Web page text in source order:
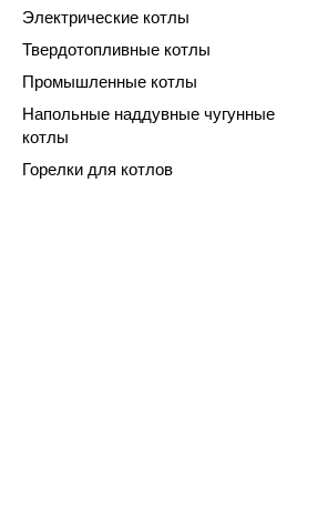
Электрические котлы
Твердотопливные котлы
Промышленные котлы
Напольные наддувные чугунные
котлы
Горелки для котлов